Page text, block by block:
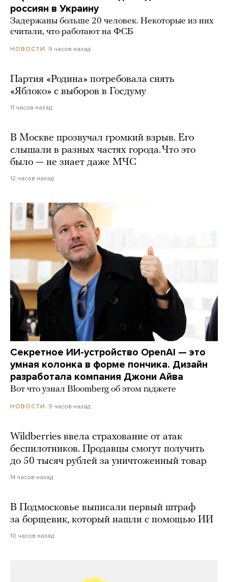
россиян в Украину
Задержаны больше 20 человек. Некоторые из них
считали, что работают на ФСБ
НОВОСТИ 9 часов назад
Партия «Родина» потребовала снять
«Яблоко» с выборов в Госдуму
11 часов назад
В Москве прозвучал громкий взрыв. Его
слышали в разных частях города. Что это
было — не знает даже МЧС
12 часов назад
Секретное ИИ-устройство OpenAI — это
умная колонка в форме пончика. Дизайн
разработала компания Джони Айва
Вот что узнал Bloomberg об этом гаджете
НОВОСТИ 9 часов назад
Wildberries ввела страхование от атак
беспилотников. Продавцы смогут получить
до 50 тысяч рублей за уничтоженный товар
14 часов назад
В Подмосковье выписали первый штраф
за борщевик, который нашли с помощью ИИ
10 часов назад